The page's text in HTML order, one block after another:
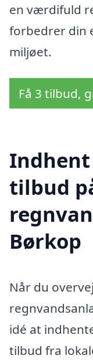
en værdifuld
forbedrer din
miljøet.
Få 3 tilbud,
tilbud
Børkop
Når du
idé at
tilbud fra